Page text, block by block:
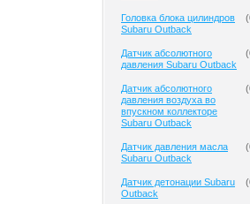
Головка блока цилиндров
Subaru Outback
(
Датчик абсолютного
давления Subaru Outback
(
Датчик абсолютного
давления воздуха во
впускном коллекторе
Subaru Outback
(
Датчик давления масла
Subaru Outback
(
Датчик детонации Subaru
Outback
(